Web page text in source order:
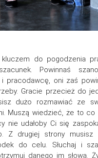
do pogodzenia
Powinnaś
i pracodawcę, oni zaś
Gracie przecież do
dużo rozmawiać ze
Muszą wiedzieć, że to co
nie udałoby Ci się
Z drugiej strony musisz
do celu. Słuchaj i
danego im słowa.